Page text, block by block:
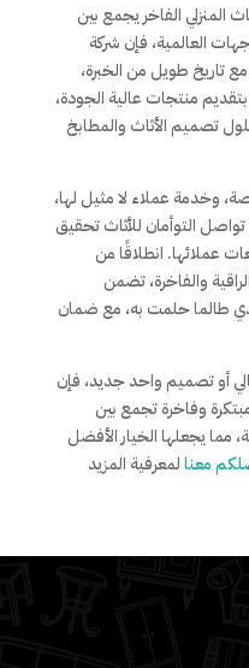
المنزلي الفاخر يجمع بين
العالمية، فإن شركة
مع تاريخ طويل من الخبرة،
منتجات عالية الجودة،
تصميم الأثاث والمطابخ
وخدمة عملاء لا مثيل لها،
التوأمان للأثاث تحقيق
عملائها. انطلاقًا من
والفاخرة، تضمن
طالما حلمت به، مع ضمان
أو تصميم واحد جديد، فإن
وفاخرة تجمع بين
مما يجعلها الخيار الأفضل
معنالمعرفية المزيد